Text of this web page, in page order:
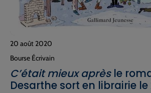
20 août 2020
Bourse Écrivain
C’était mieux aprèsle
Desarthe sort en librairie